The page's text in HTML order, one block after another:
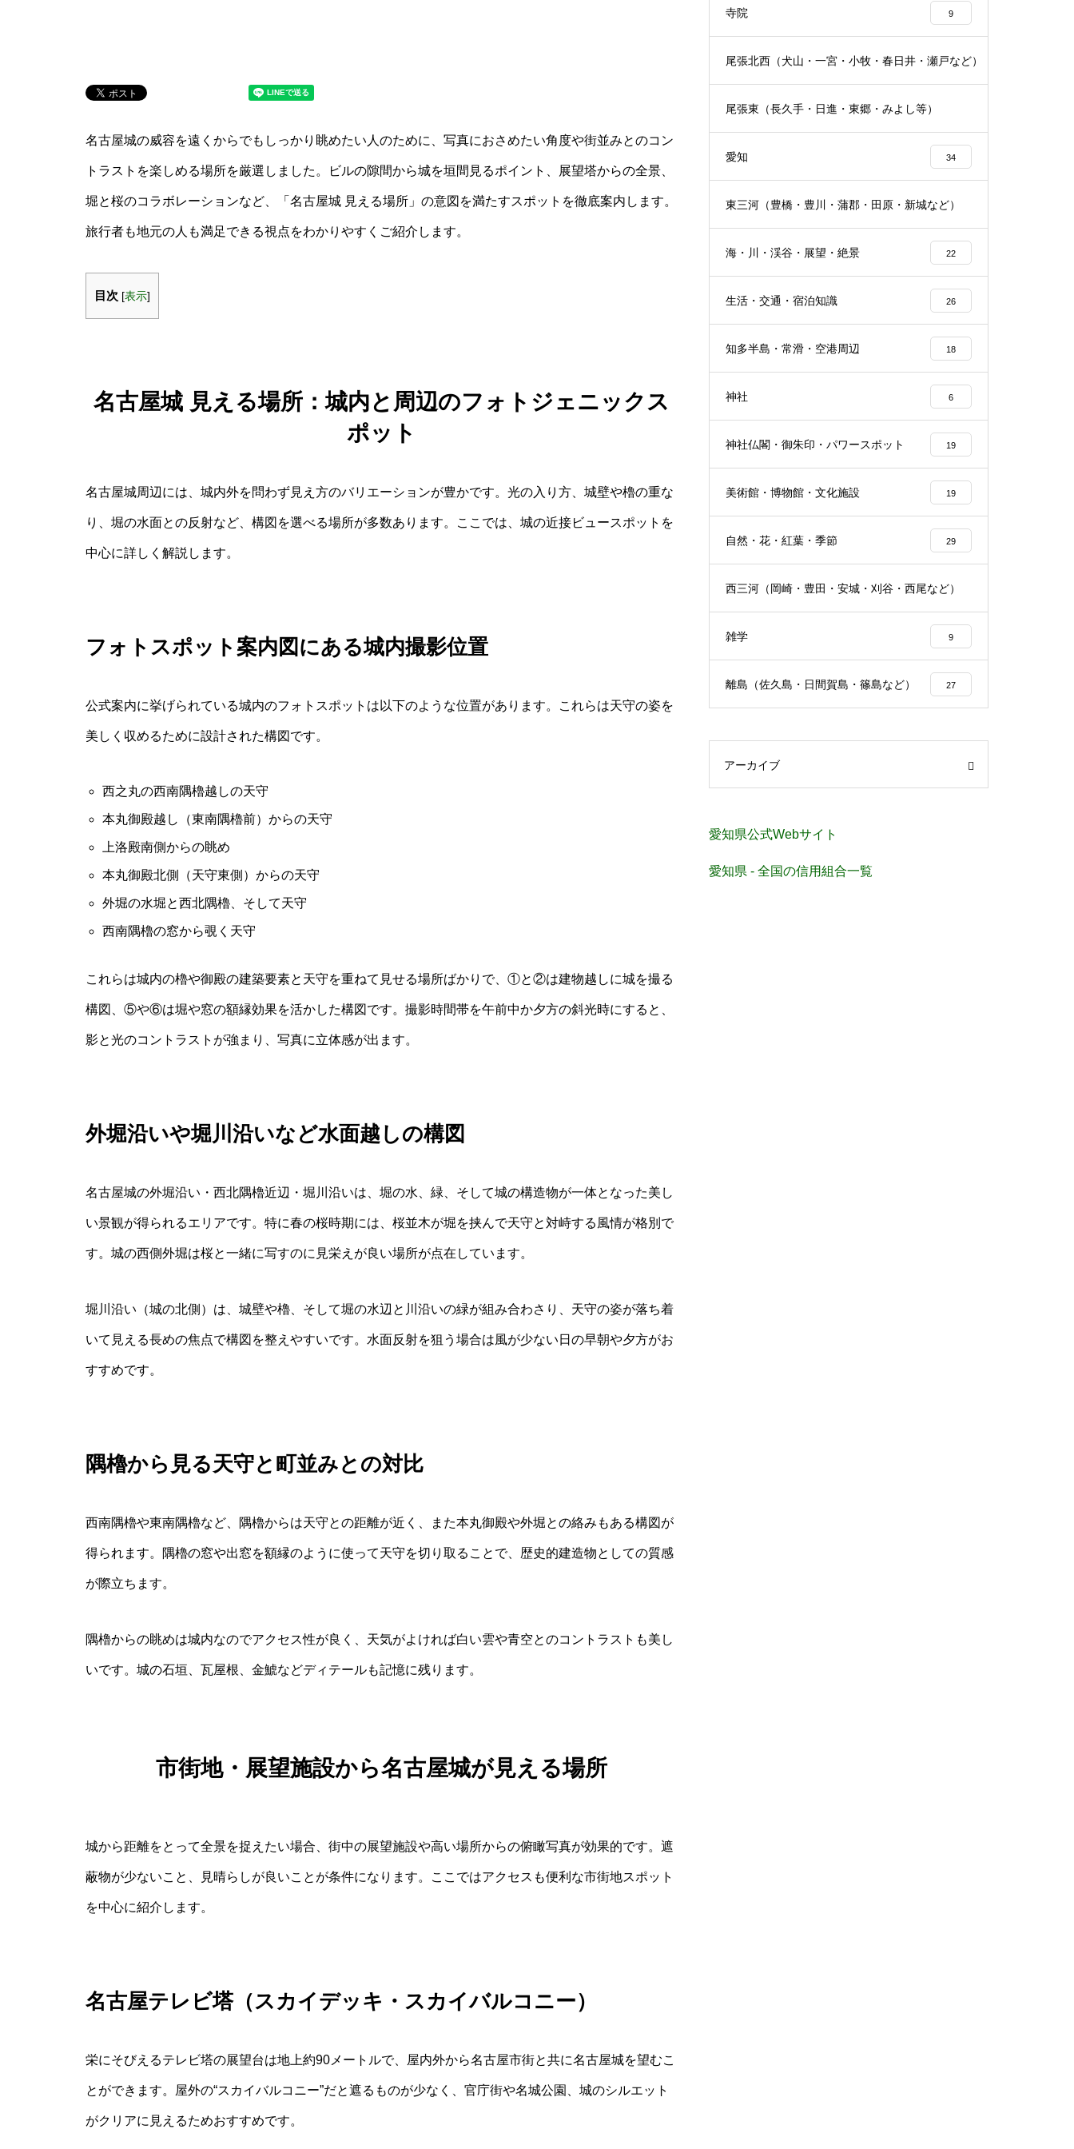
名古屋城の威容を遠くからでもしっかり眺めたい人のために、写真におさめたい角度や街並みとのコン
トラストを楽しめる場所を厳選しました。ビルの隙間から城を垣間見るポイント、展望塔からの全景、
堀と桜のコラボレーションなど、「名古屋城 見える場所」の意図を満たすスポットを徹底案内します。
旅行者も地元の人も満足できる視点をわかりやすくご紹介します。
目次 [表示]
名古屋城 見える場所：城内と周辺のフォトジェニックス
ポット
名古屋城周辺には、城内外を問わず見え方のバリエーションが豊かです。光の入り方、城壁や櫓の重な
り、堀の水面との反射など、構図を選べる場所が多数あります。ここでは、城の近接ビュースポットを
中心に詳しく解説します。
フォトスポット案内図にある城内撮影位置
公式案内に挙げられている城内のフォトスポットは以下のような位置があります。これらは天守の姿を
美しく収めるために設計された構図です。
西之丸の西南隅櫓越しの天守
本丸御殿越し（東南隅櫓前）からの天守
上洛殿南側からの眺め
本丸御殿北側（天守東側）からの天守
外堀の水堀と西北隅櫓、そして天守
西南隅櫓の窓から覗く天守
これらは城内の櫓や御殿の建築要素と天守を重ねて見せる場所ばかりで、①と②は建物越しに城を撮る
構図、⑤や⑥は堀や窓の額縁効果を活かした構図です。撮影時間帯を午前中か夕方の斜光時にすると、
影と光のコントラストが強まり、写真に立体感が出ます。
外堀沿いや堀川沿いなど水面越しの構図
名古屋城の外堀沿い・西北隅櫓近辺・堀川沿いは、堀の水、緑、そして城の構造物が一体となった美し
い景観が得られるエリアです。特に春の桜時期には、桜並木が堀を挟んで天守と対峙する風情が格別で
す。城の西側外堀は桜と一緒に写すのに見栄えが良い場所が点在しています。
堀川沿い（城の北側）は、城壁や櫓、そして堀の水辺と川沿いの緑が組み合わさり、天守の姿が落ち着
いて見える長めの焦点で構図を整えやすいです。水面反射を狙う場合は風が少ない日の早朝や夕方がお
すすめです。
隅櫓から見る天守と町並みとの対比
西南隅櫓や東南隅櫓など、隅櫓からは天守との距離が近く、また本丸御殿や外堀との絡みもある構図が
得られます。隅櫓の窓や出窓を額縁のように使って天守を切り取ることで、歴史的建造物としての質感
が際立ちます。
隅櫓からの眺めは城内なのでアクセス性が良く、天気がよければ白い雲や青空とのコントラストも美し
いです。城の石垣、瓦屋根、金鯱などディテールも記憶に残ります。
市街地・展望施設から名古屋城が見える場所
城から距離をとって全景を捉えたい場合、街中の展望施設や高い場所からの俯瞰写真が効果的です。遮
蔽物が少ないこと、見晴らしが良いことが条件になります。ここではアクセスも便利な市街地スポット
を中心に紹介します。
名古屋テレビ塔（スカイデッキ・スカイバルコニー）
栄にそびえるテレビ塔の展望台は地上約90メートルで、屋内外から名古屋市街と共に名古屋城を望むこ
とができます。屋外の“スカイバルコニー”だと遮るものが少なく、官庁街や名城公園、城のシルエット
がクリアに見えるためおすすめです。
寺院 9
尾張北西（犬山・一宮・小牧・春日井・瀬戸など）
尾張東（長久手・日進・東郷・みよし等）
愛知 34
東三河（豊橋・豊川・蒲郡・田原・新城など）
海・川・渓谷・展望・絶景 22
生活・交通・宿泊知識 26
知多半島・常滑・空港周辺 18
神社 6
神社仏閣・御朱印・パワースポット 19
美術館・博物館・文化施設 19
自然・花・紅葉・季節 29
西三河（岡崎・豊田・安城・刈谷・西尾など）
雑学 9
離島（佐久島・日間賀島・篠島など） 27
アーカイブ
愛知県公式Webサイト
愛知県 - 全国の信用組合一覧